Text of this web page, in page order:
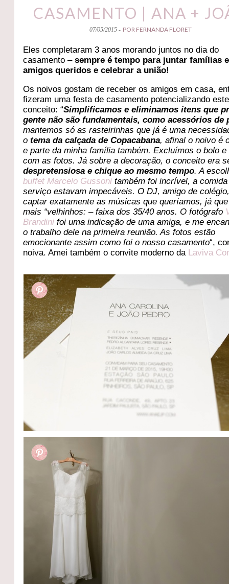
CASAMENTO | ANA +
07/05/2015 - POR FERNANDA FLORET
Eles completaram 3 anos morando juntos no dia do
casamento –sempre é tempo para juntar famílias e
amigos queridos e celebrar a união!
Os noivos gostam de receber os amigos em casa,
fizeram uma festa de casamento potencializando este
conceito: “Simplificamos e eliminamos itens que
gente não são fundamentais, como acessórios de
mantemos só as rasteirinhas que já é uma
otema da calçada de Copacabana, afinal o noivo é
e parte da minha família também. Excluímos o bolo e
com as fotos. Já sobre a decoração, o conceito era
despretensiosa e chique ao mesmo tempo. A
buffet Marcelo Gussonitambém foi incrível, a
serviço estavam impecáveis. O DJ, amigo de
captar exatamente as músicas que queríamos, já
mais “velhinhos: – faixa dos 35/40 anos. O fotógrafo
Brandini foi uma indicação de uma amiga, e me
o trabalho dele na primeira reunião. As fotos estão
emocionante assim como foi o nosso casamento“,
noiva. Amei também o convite moderno da Laviva